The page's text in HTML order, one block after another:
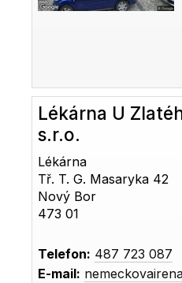
Lékárna U
s.r.o.
Lékárna
Tř. T. G. Masaryka 42
Nový Bor
473 01
Telefon: 487 723 087
E-mail: